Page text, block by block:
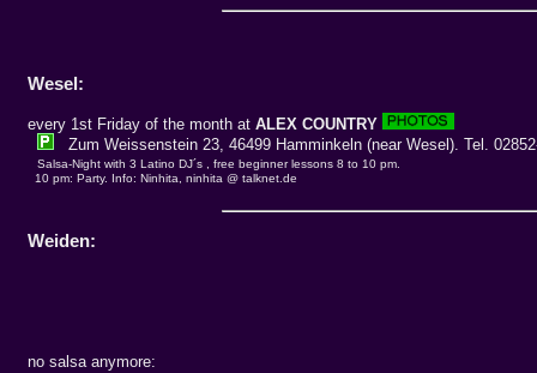
Wesel:
every 1st Friday of the month at ALEX COUNTRY
Zum Weissenstein 23, 46499 Hamminkeln (near Wesel). Tel.
Salsa-Night with 3 Latino DJ´s , free beginner lessons 8 to 10 pm.
10 pm: Party. Info: Ninhita, ninhita @ talknet.de
Weiden:
no salsa anymore: